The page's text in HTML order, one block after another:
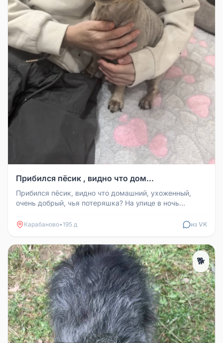
Прибился пёсик , видно что дом...
Прибился пёсик, видно что домашний, ухоженный,
очень добрый, чья потеряшка? На улице в ночь
Карабаново•195 д из VK
🐕